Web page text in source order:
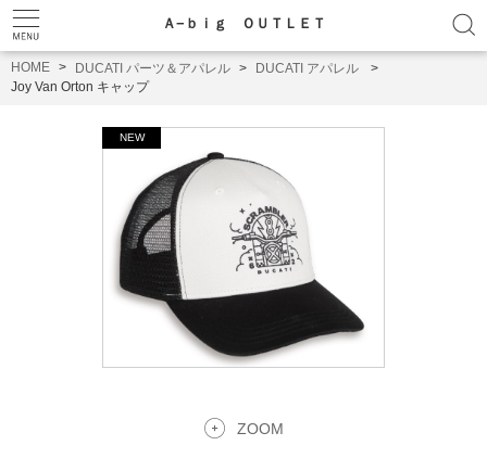
Ａ−ｂｉｇ ＯＵＴＬＥＴ
HOME DUCATI パーツ＆アパレル
DUCATI アパレル
Joy Van Orton キャップ
ZOOM